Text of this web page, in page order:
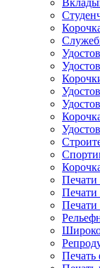
Печати
Печать